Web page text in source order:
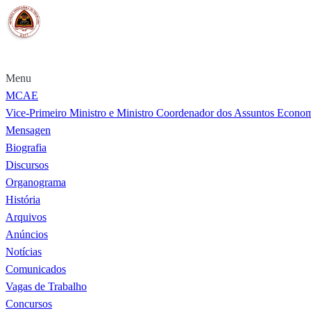
Menu
MCAE
Vice-Primeiro Ministro e Ministro Coordenador dos Assuntos
Mensagen
Biografia
Discursos
Organograma
História
Arquivos
Anúncios
Notícias
Comunicados
Vagas de Trabalho
Concursos